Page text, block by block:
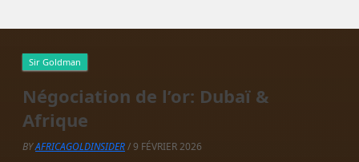
Sir Goldman
Négociation de l’or: Dubaï &
Afrique
BYAFRICAGOLDINSIDER/ 9 FÉVRIER 2026